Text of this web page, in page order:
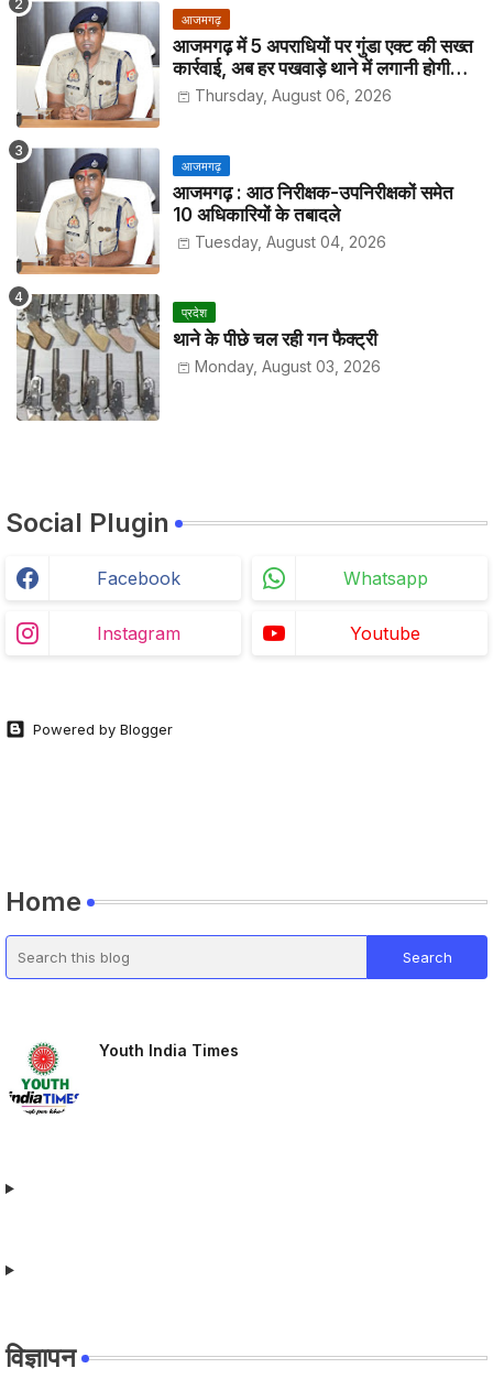
आजमगढ़
आजमगढ़ में 5 अपराधियों पर गुंडा एक्ट की सख्त
कार्रवाई, अब हर पखवाड़े थाने में लगानी होगी
हाजिरीThursday, August 06, 2026
आजमगढ़
आजमगढ़ : आठ निरीक्षक-उपनिरीक्षकों समेत
10 अधिकारियों के तबादले
Tuesday, August 04, 2026
प्रदेश
थाने के पीछे चल रही गन फैक्ट्री
Monday, August 03, 2026
Social Plugin
Facebook Whatsapp
Instagram Youtube
Powered by Blogger
Home
Youth India Times
विज्ञापन